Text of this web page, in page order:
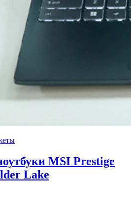
MSI Prestige
Lake